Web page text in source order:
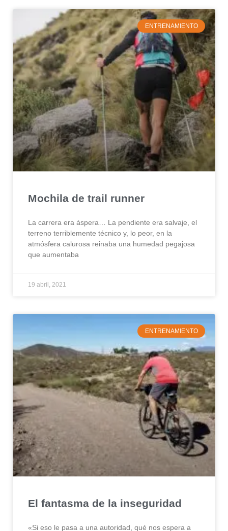
ENTRENAMIENTO
Mochila de trail runner
La carrera era áspera… La pendiente era salvaje, el
terreno terriblemente técnico y, lo peor, en la
atmósfera calurosa reinaba una humedad pegajosa
que aumentaba
19 abril, 2021
ENTRENAMIENTO
El fantasma de la inseguridad
«Si eso le pasa a una autoridad, qué nos espera a